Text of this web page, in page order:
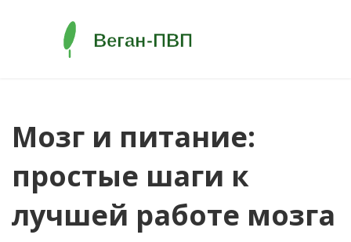
Мозг и питание:
простые шаги к
лучшей работе мозга